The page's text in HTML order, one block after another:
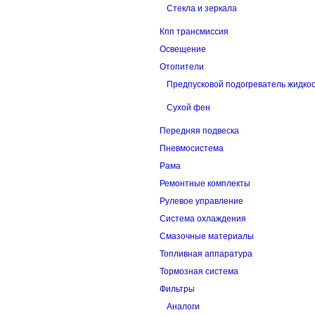
Стекла и зеркала
Кпп трансмиссия
Освещение
Отопители
Предпусковой подогреватель
Сухой фен
Передняя подвеска
Пневмосистема
Рама
Ремонтные комплекты
Рулевое управление
Система охлаждения
Смазочные материалы
Топливная аппаратура
Тормозная система
Фильтры
Аналоги